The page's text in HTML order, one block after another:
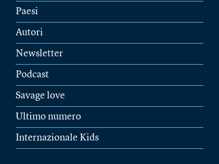
Paesi
Autori
Newsletter
Podcast
Savage love
Ultimo numero
Internazionale Kids